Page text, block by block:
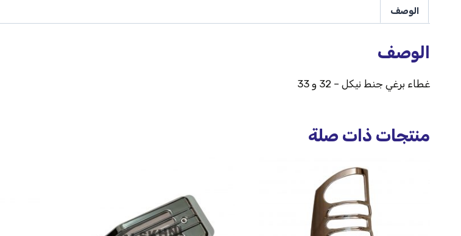
الوصف
الوصف
غطاء برغي جنط نيكل – 32 و 33
منتجات ذات صلة